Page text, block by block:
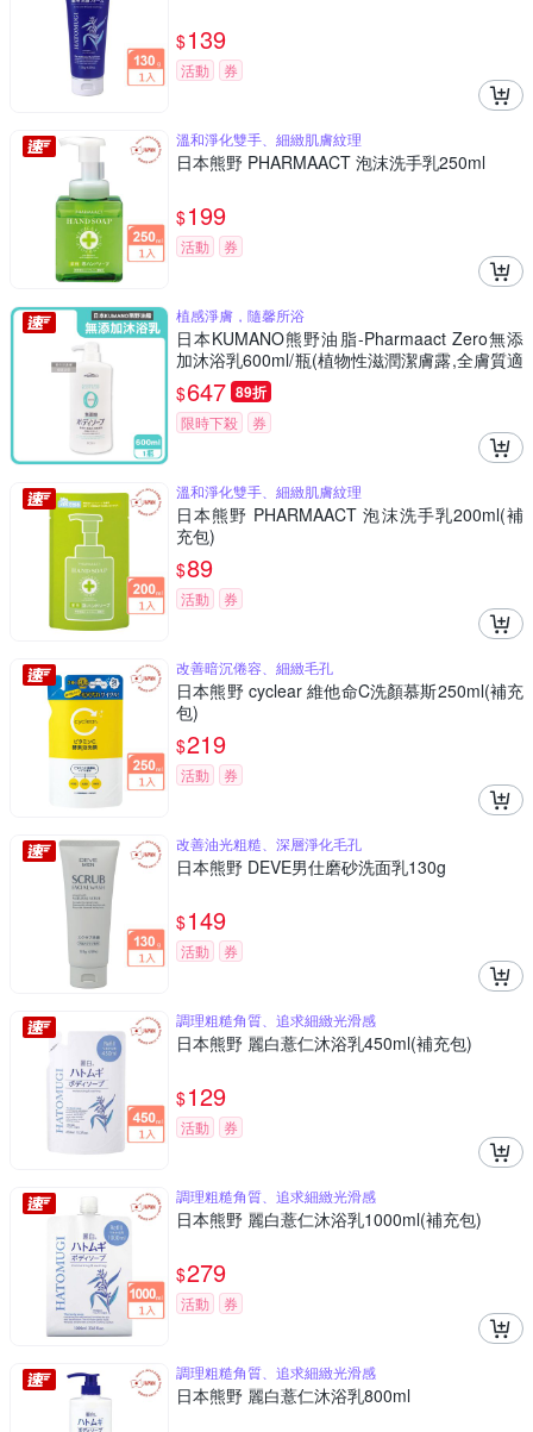
$139
活動 券
溫和淨化雙手、細緻肌膚紋理
日本熊野 PHARMAACT 泡沫洗手乳250ml
$199
活動 券
植感淨膚，隨馨所浴
日本KUMANO熊野油脂-Pharmaact Zero無添
加沐浴乳600ml/瓶(植物性滋潤潔膚露,全膚質適
用洗澡乳,綿密泡沫身體清潔凝露,不含香料色素
防腐劑)
$647 89折
限時下殺 券
溫和淨化雙手、細緻肌膚紋理
日本熊野 PHARMAACT 泡沫洗手乳200ml(補
充包)
$89
活動 券
改善暗沉倦容、細緻毛孔
日本熊野 cyclear 維他命C洗顏慕斯250ml(補充
包)
$219
活動 券
改善油光粗糙、深層淨化毛孔
日本熊野 DEVE男仕磨砂洗面乳130g
$149
活動 券
調理粗糙角質、追求細緻光滑感
日本熊野 麗白薏仁沐浴乳450ml(補充包)
$129
活動 券
調理粗糙角質、追求細緻光滑感
日本熊野 麗白薏仁沐浴乳1000ml(補充包)
$279
活動 券
調理粗糙角質、追求細緻光滑感
日本熊野 麗白薏仁沐浴乳800ml